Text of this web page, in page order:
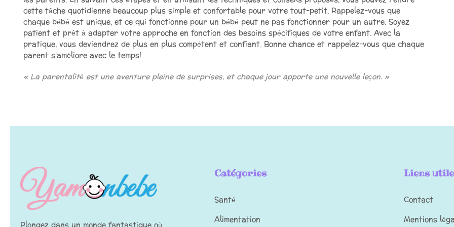
cette tâche quotidienne beaucoup plus simple et confortable pour votre tout-petit. Rappelez-vous que
chaque bébé est unique, et ce qui fonctionne pour un bébé peut ne pas fonctionner pour un autre. Soyez
patient et prêt à adapter votre approche en fonction des besoins spécifiques de votre enfant. Avec la
pratique, vous deviendrez de plus en plus compétent et confiant. Bonne chance et rappelez-vous que chaque
parent s’améliore avec le temps!
« La parentalité est une aventure pleine de surprises, et chaque jour apporte une nouvelle leçon. »
Catégories
Santé
Alimentation
Liens
Contact
Mentions